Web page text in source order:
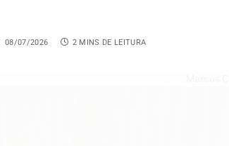
08/07/2026 2 MINS DE LEITURA